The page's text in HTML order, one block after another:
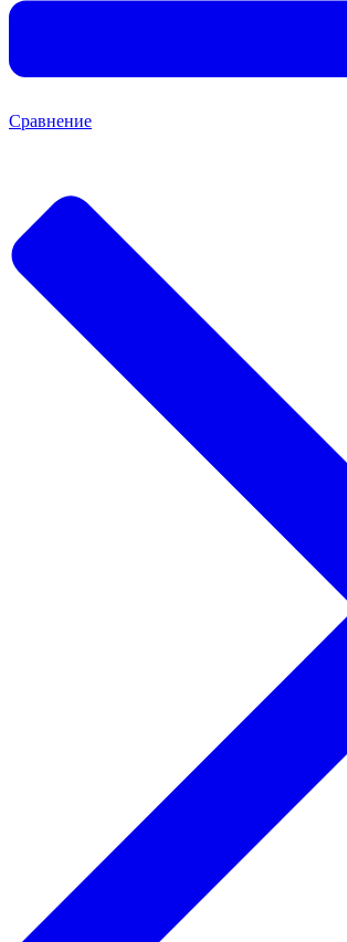
Сравнение